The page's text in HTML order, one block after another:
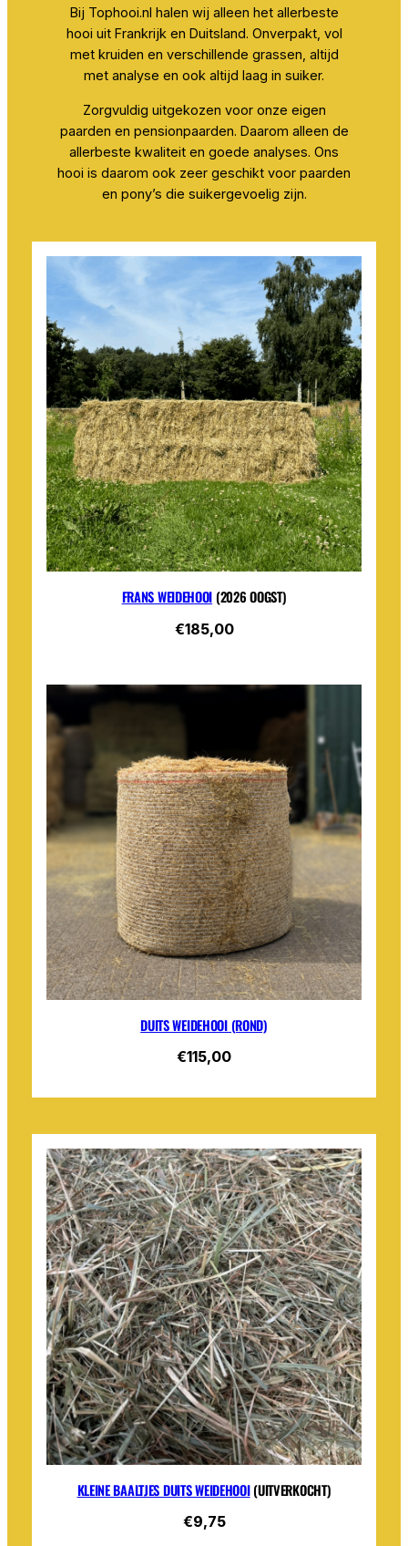
Bij Tophooi.nl halen wij alleen het allerbeste
hooi uit Frankrijk en Duitsland. Onverpakt, vol
met kruiden en verschillende grassen, altijd
met analyse en ook altijd laag in suiker.
Zorgvuldig uitgekozen voor onze eigen
paarden en pensionpaarden. Daarom alleen de
allerbeste kwaliteit en goede analyses. Ons
hooi is daarom ook zeer geschikt voor paarden
en pony’s die suikergevoelig zijn.
FRANS WEIDEHOOI (2026 OOGST)
€185,00
DUITS WEIDEHOOI (ROND)
€115,00
KLEINE BAALTJES DUITS WEIDEHOOI(UITVERKOCHT)
€9,75